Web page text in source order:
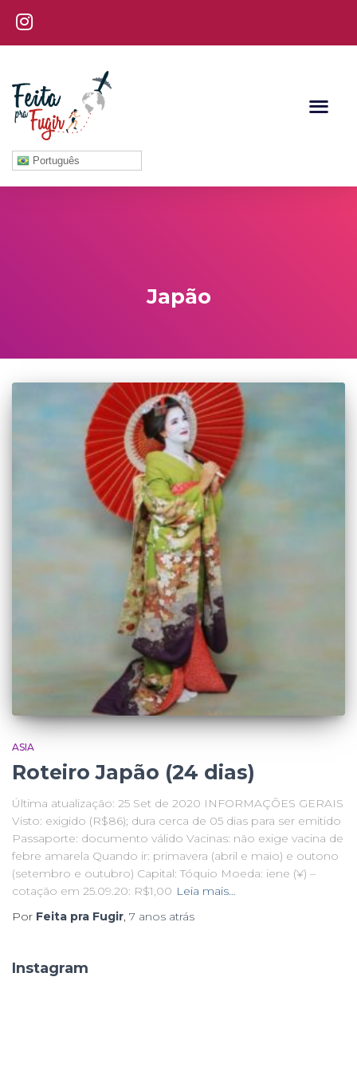
Português
Japão
ASIA
Roteiro Japão (24 dias)
Última atualização: 25 Set de 2020 INFORMAÇÕES GERAIS
Visto: exigido (R$86); dura cerca de 05 dias para ser emitido
Passaporte: documento válido Vacinas: não exige vacina de
febre amarela Quando ir: primavera (abril e maio) e outono
(setembro e outubro) Capital: Tóquio Moeda: iene (¥) –
cotação em 25.09.20: R$1,00 Leia mais…
Por Feita pra Fugir, 7 anos atrás
Instagram